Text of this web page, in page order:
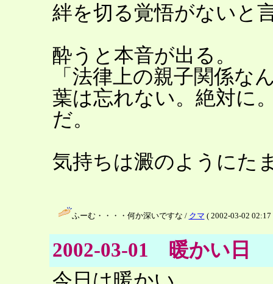
絆を切る覚悟がないと
酔うと本音が出る。
「法律上の親子関係な
葉は忘れない。絶対に
だ。
気持ちは澱のようにた
ふーむ・・・・何か深いですな / クマ ( 2002-03-02 02:17
2002-03-01 暖かい日